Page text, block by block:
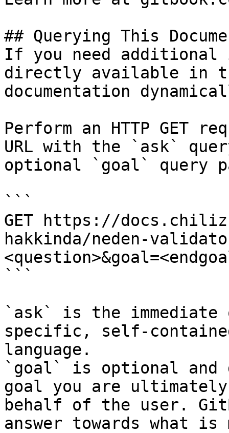
## Querying This
If you need
directly available in
documentation
Perform an HTTP GET
URL with the `ask`
optional `goal` query
```
GET https://
hakkinda/neden-
```
`ask` is the
specific, self-
language.
`goal` is optional and
goal you are
behalf of the user.
answer towards what